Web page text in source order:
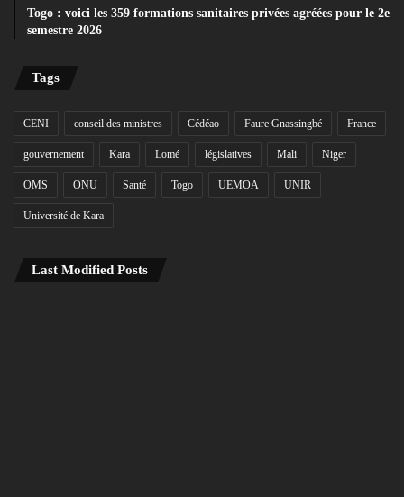
Togo : voici les 359 formations sanitaires privées agréées pour le 2e
semestre 2026
Tags
CENI conseil des ministres Cédéao Faure Gnassingbé France
gouvernement Kara Lomé législatives Mali Niger
OMS ONU Santé Togo UEMOA UNIR
Université de Kara
Last Modified Posts